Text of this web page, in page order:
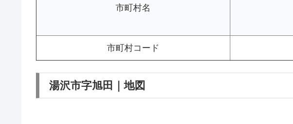
市町村名
市町村コード
湯沢市字旭田｜地図